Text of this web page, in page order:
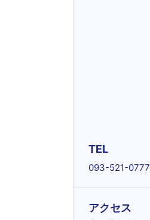
TEL
093-521-0777
アクセス